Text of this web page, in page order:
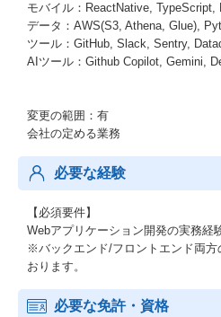
モバイル：ReactNative, TypeScript,
データ：AWS(S3, Athena, Glue),
ツール：GitHub, Slack, Sentry,
AIツール：Github Copilot, Gemini,
変更の範囲：有
会社の定める業務
必要な経験
【必須要件】
Webアプリケーション開発の実務経
※バックエンド/フロントエンド両方
おります。
必要な免許・資格